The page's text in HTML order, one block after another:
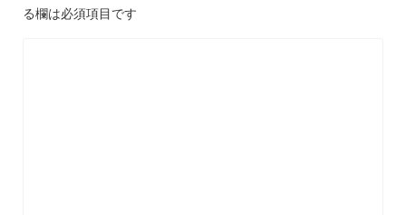
る欄は必須項目です